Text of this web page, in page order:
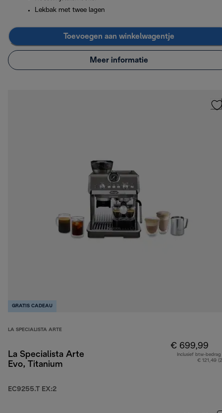
Lekbak met twee lagen
Toevoegen aan winkelwagentje
Meer informatie
GRATIS CADEAU
LA SPECIALISTA ARTE
La Specialista Arte
Evo, Titanium
EC9255.T EX:2
€ 699,99
Inclusief btw-bedrag
€ 121,49